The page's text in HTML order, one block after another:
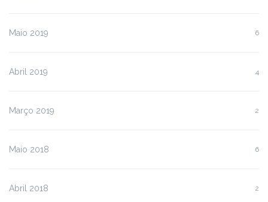
Maio 2019 6
Abril 2019 4
Março 2019 2
Maio 2018 6
Abril 2018 2